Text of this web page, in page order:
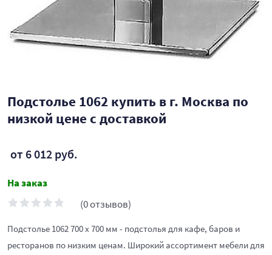
Подстолье 1062 купить в г. Москва по
низкой цене с доставкой
от 6 012 руб.
На заказ
(0 отзывов)
Подстолье 1062 700 х 700 мм - подстолья для кафе, баров и
ресторанов по низким ценам. Широкий ассортимент мебели для